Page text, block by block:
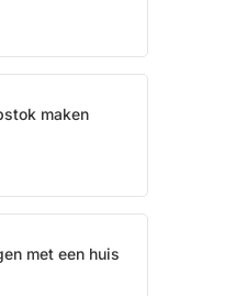
maken
met een huis